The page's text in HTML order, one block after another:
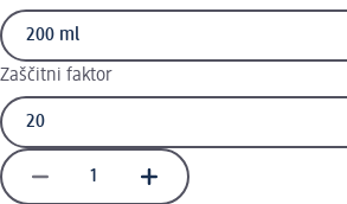
Zaščitni faktor